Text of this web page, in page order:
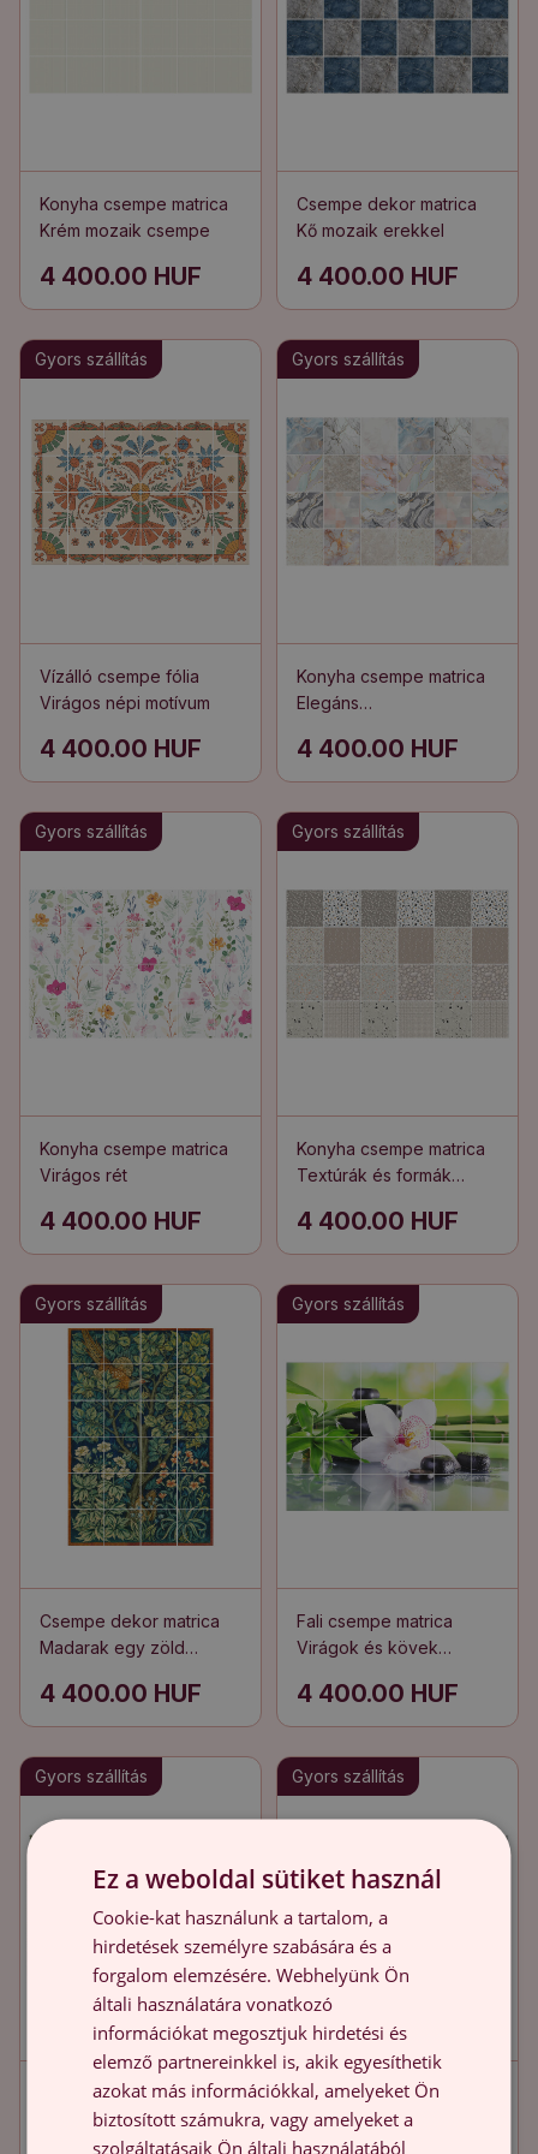
Konyha csempe matrica
Krém mozaik csempe
4 400.00 HUF
Csempe dekor matrica
Kő mozaik erekkel
4 400.00 HUF
Gyors szállítás
Vízálló csempe fólia
Virágos népi motívum
4 400.00 HUF
Gyors szállítás
Konyha csempe matrica
Elegáns
4 400.00 HUF
Gyors szállítás
Konyha csempe matrica
Virágos rét
4 400.00 HUF
Gyors szállítás
Konyha csempe matrica
Textúrák és formák
4 400.00 HUF
Gyors szállítás
Csempe dekor matrica
Madarak egy zöld
4 400.00 HUF
Gyors szállítás
Fali csempe matrica
Virágok és kövek
4 400.00 HUF
Gyors szállítás
Fali csempe matrica
Virágmotívumok a
kompozícióban
Gyors szállítás
Konyha csempe matrica
Finom csempék
Ez a weboldal sütiket használ
Cookie-kat használunk a tartalom, a
hirdetések személyre szabására és a
forgalom elemzésére. Webhelyünk Ön
általi használatára vonatkozó
információkat megosztjuk hirdetési és
elemző partnereinkkel is, akik egyesíthetik
azokat más információkkal, amelyeket Ön
biztosított számukra, vagy amelyeket a
szolgáltatásaik Ön általi használatából